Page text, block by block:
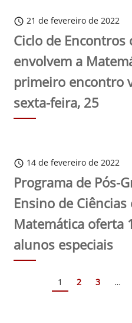
schedule 21 de fevereiro de 2022
Ciclo de Encontros
envolvem a
primeiro encontro
sexta-feira, 25
schedule 14 de fevereiro de 2022
Programa de Pós-
Ensino de Ciências
Matemática oferta
alunos especiais
1 2 3 …